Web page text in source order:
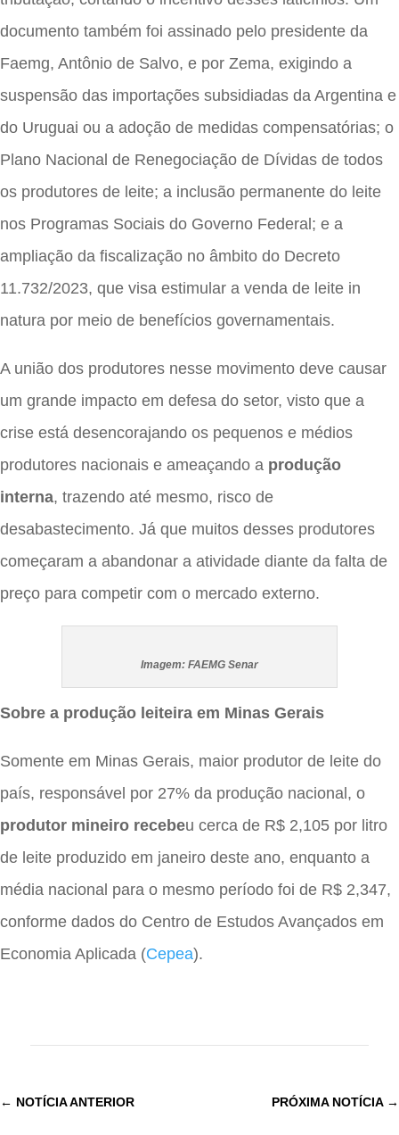
documento também foi assinado pelo presidente da
Faemg, Antônio de Salvo, e por Zema, exigindo a
suspensão das importações subsidiadas da Argentina e
do Uruguai ou a adoção de medidas compensatórias; o
Plano Nacional de Renegociação de Dívidas de todos
os produtores de leite; a inclusão permanente do leite
nos Programas Sociais do Governo Federal; e a
ampliação da fiscalização no âmbito do Decreto
11.732/2023, que visa estimular a venda de leite in
natura por meio de benefícios governamentais.
A união dos produtores nesse movimento deve causar
um grande impacto em defesa do setor, visto que a
crise está desencorajando os pequenos e médios
produtores nacionais e ameaçando a produção
interna, trazendo até mesmo, risco de
desabastecimento. Já que muitos desses produtores
começaram a abandonar a atividade diante da falta de
preço para competir com o mercado externo.
Imagem: FAEMG Senar
Sobre a produção leiteira em Minas Gerais
Somente em Minas Gerais, maior produtor de leite do
país, responsável por 27% da produção nacional, o
produtor mineiro recebeu cerca de R$ 2,105 por litro
de leite produzido em janeiro deste ano, enquanto a
média nacional para o mesmo período foi de R$ 2,347,
conforme dados do Centro de Estudos Avançados em
Economia Aplicada (Cepea).
← NOTÍCIA ANTERIOR PRÓXIMA NOTÍCIA→